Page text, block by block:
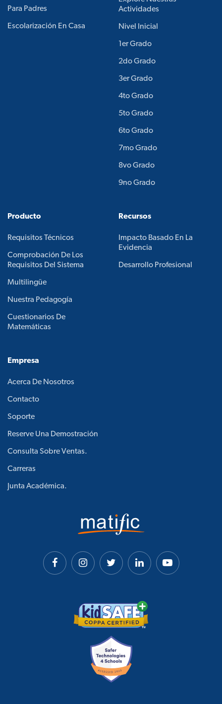
Para Padres
Escolarización En Casa
Actividades
Nivel Inicial
1er Grado
2do Grado
3er Grado
4to Grado
5to Grado
6to Grado
7mo Grado
8vo Grado
9no Grado
Producto
Requisitos Técnicos
Comprobación De Los
Requisitos Del Sistema
Multilingüe
Nuestra Pedagogía
Cuestionarios De
Matemáticas
Recursos
Impacto Basado En La
Evidencia
Desarrollo Profesional
Empresa
Acerca De Nosotros
Contacto
Soporte
Reserve Una Demostración
Consulta Sobre Ventas.
Carreras
Junta Académica.